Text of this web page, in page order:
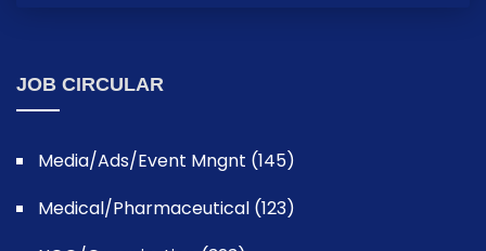
JOB CIRCULAR
Media/Ads/Event Mngnt (145)
Medical/Pharmaceutical (123)